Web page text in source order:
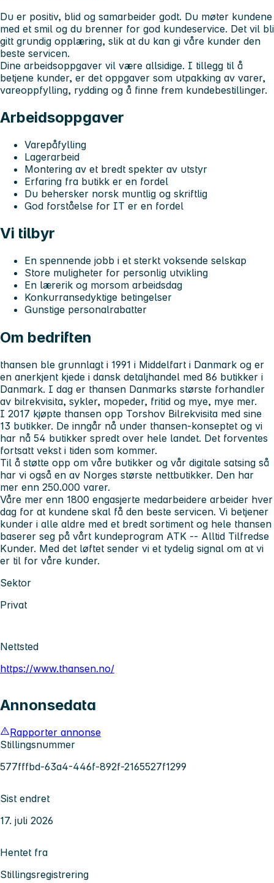
Du er positiv, blid og samarbeider godt. Du møter kundene
med et smil og du brenner for god kundeservice. Det vil bli
gitt grundig opplæring, slik at du kan gi våre kunder den
beste servicen.
Dine arbeidsoppgaver vil være allsidige. I tillegg til å
betjene kunder, er det oppgaver som utpakking av varer,
vareoppfylling, rydding og å finne frem kundebestillinger.
Arbeidsoppgaver
Varepåfylling
Lagerarbeid
Montering av et bredt spekter av utstyr
Erfaring fra butikk er en fordel
Du behersker norsk muntlig og skriftlig
God forståelse for IT er en fordel
Vi tilbyr
En spennende jobb i et sterkt voksende selskap
Store muligheter for personlig utvikling
En lærerik og morsom arbeidsdag
Konkurransedyktige betingelser
Gunstige personalrabatter
Om bedriften
thansen ble grunnlagt i 1991 i Middelfart i Danmark og er
en anerkjent kjede i dansk detaljhandel med 86 butikker i
Danmark. I dag er thansen Danmarks største forhandler
av bilrekvisita, sykler, mopeder, fritid og mye, mye mer.
I 2017 kjøpte thansen opp Torshov Bilrekvisita med sine
13 butikker. De inngår nå under thansen-konseptet og vi
har nå 54 butikker spredt over hele landet. Det forventes
fortsatt vekst i tiden som kommer.
Til å støtte opp om våre butikker og vår digitale satsing så
har vi også en av Norges største nettbutikker. Den har
mer enn 250.000 varer.
Våre mer enn 1800 engasjerte medarbeidere arbeider hver
dag for at kundene skal få den beste servicen. Vi betjener
kunder i alle aldre med et bredt sortiment og hele thansen
baserer seg på vårt kundeprogram ATK -- Alltid Tilfredse
Kunder. Med det løftet sender vi et tydelig signal om at vi
er til for våre kunder.
Sektor
Privat
Nettsted
https://www.thansen.no/
Annonsedata
Rapporter annonse
Stillingsnummer
577fffbd-63a4-446f-892f-2165527f1299
Sist endret
17. juli 2026
Hentet fra
Stillingsregistrering